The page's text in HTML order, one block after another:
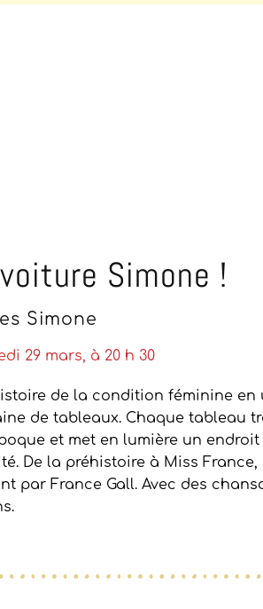
Simone !
Simone
29 mars, à 20 h 30
de la condition féminine en
de tableaux. Chaque tableau
et met en lumière un endroit
De la préhistoire à Miss France,
par France Gall. Avec des